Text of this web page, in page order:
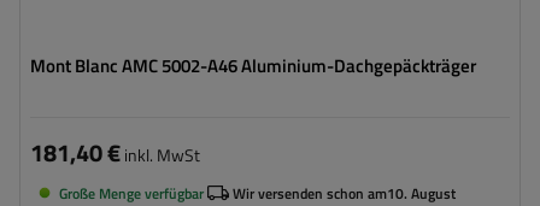
Mont Blanc AMC 5002-A46 Aluminium-Dachgepäckträger
181,40 €inkl. MwSt
Große Menge verfügbar Wir versenden schon am10. August